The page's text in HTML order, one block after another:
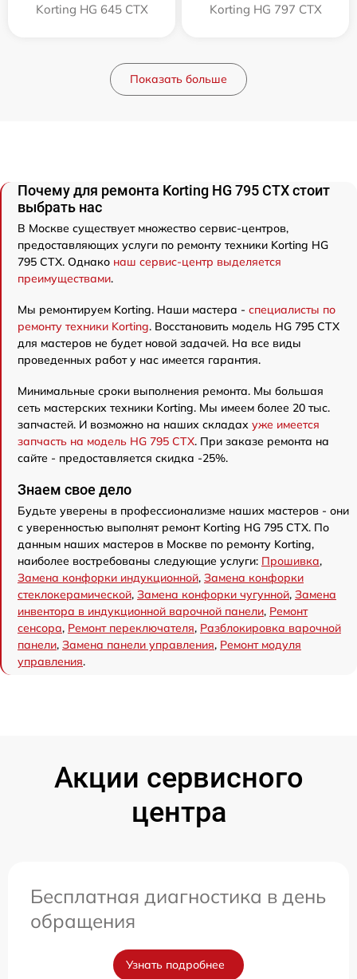
Korting HG 645 CTX Korting HG 797 CTX
Показать больше
Почему для ремонта Korting HG 795 CTX стоит
выбрать нас
В Москве существует множество сервис-центров,
предоставляющих услуги по ремонту техники Korting HG
795 CTX. Однако наш сервис-центр выделяется
преимуществами.
Мы ремонтируем Korting. Наши мастера - специалисты по
ремонту техники Korting. Восстановить модель HG 795 CTX
для мастеров не будет новой задачей. На все виды
проведенных работ у нас имеется гарантия.
Минимальные сроки выполнения ремонта. Мы большая
сеть мастерских техники Korting. Мы имеем более 20 тыс.
запчастей. И возможно на наших складах уже имеется
запчасть на модель HG 795 CTX. При заказе ремонта на
сайте - предоставляется скидка -25%.
Знаем свое дело
Будьте уверены в профессионализме наших мастеров - они
с уверенностью выполнят ремонт Korting HG 795 CTX. По
данным наших мастеров в Москве по ремонту Korting,
наиболее востребованы следующие услуги: Прошивка,
Замена конфорки индукционной, Замена конфорки
стеклокерамической, Замена конфорки чугунной, Замена
инвентора в индукционной варочной панели, Ремонт
сенсора, Ремонт переключателя, Разблокировка варочной
панели, Замена панели управления, Ремонт модуля
управления.
Акции сервисного
центра
Бесплатная диагностика в день
обращения
Узнать подробнее